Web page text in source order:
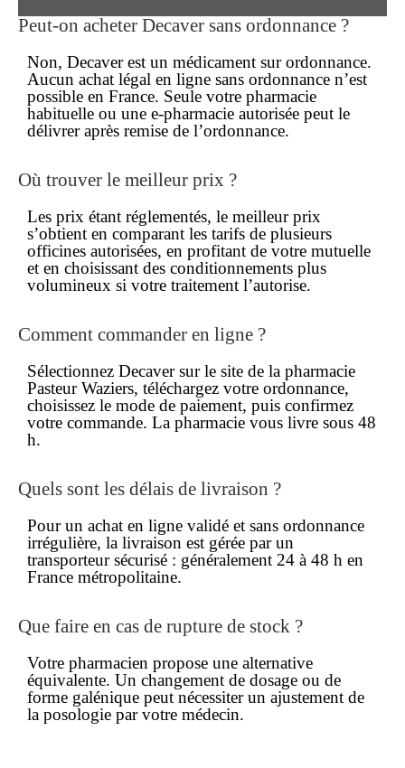
Peut-on acheter Decaver sans ordonnance ?
Non, Decaver est un médicament sur ordonnance.
Aucun achat légal en ligne sans ordonnance n’est
possible en France. Seule votre pharmacie
habituelle ou une e-pharmacie autorisée peut le
délivrer après remise de l’ordonnance.
Où trouver le meilleur prix ?
Les prix étant réglementés, le meilleur prix
s’obtient en comparant les tarifs de plusieurs
officines autorisées, en profitant de votre mutuelle
et en choisissant des conditionnements plus
volumineux si votre traitement l’autorise.
Comment commander en ligne ?
Sélectionnez Decaver sur le site de la pharmacie
Pasteur Waziers, téléchargez votre ordonnance,
choisissez le mode de paiement, puis confirmez
votre commande. La pharmacie vous livre sous 48
h.
Quels sont les délais de livraison ?
Pour un achat en ligne validé et sans ordonnance
irrégulière, la livraison est gérée par un
transporteur sécurisé : généralement 24 à 48 h en
France métropolitaine.
Que faire en cas de rupture de stock ?
Votre pharmacien propose une alternative
équivalente. Un changement de dosage ou de
forme galénique peut nécessiter un ajustement de
la posologie par votre médecin.